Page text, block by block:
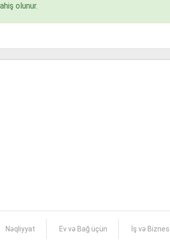
olunur.
Nəqliyyat Ev və Bağ üçün İş və